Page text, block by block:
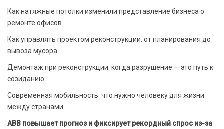
Как натяжные потолки изменили представление бизнеса о
ремонте офисов
Как управлять проектом реконструкции: от планирования до
вывоза мусора
Демонтаж при реконструкции: когда разрушение — это путь к
созиданию
Современная мобильность: что нужно человеку для жизни
между странами
ABB повышает прогноз и фиксирует рекордный спрос из-за